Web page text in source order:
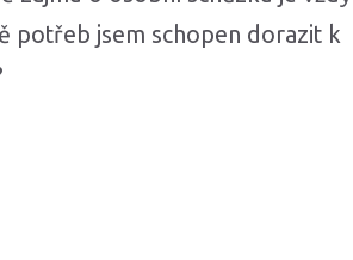
potřeb jsem schopen dorazit k